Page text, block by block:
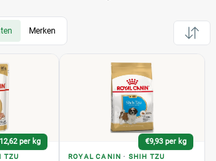
(1)
ideaal gevormd voor hun
het eten vergemakkelijkt.
Merken
per kg
TZU
€9,93 per kg
ROYAL CANIN · SHIH TZU